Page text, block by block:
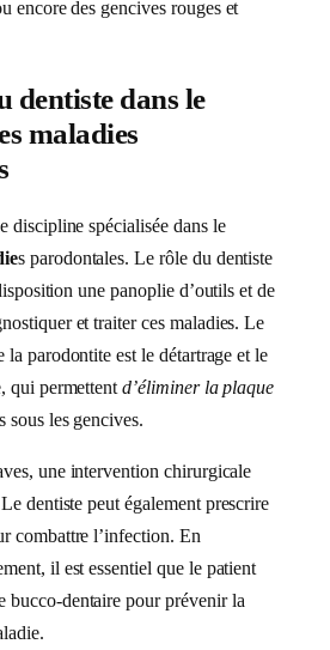
encore des gencives rouges et
dentiste dans le
maladies
discipline spécialisée dans le
s parodontales. Le rôle du dentiste
une panoplie d’outils et de
et traiter ces maladies. Le
la parodontite est le détartrage et le
qui permettentd’éliminer la plaque
sous les gencives.
une intervention chirurgicale
dentiste peut également prescrire
combattre l’infection. En
il est essentiel que le patient
bucco-dentaire pour prévenir la